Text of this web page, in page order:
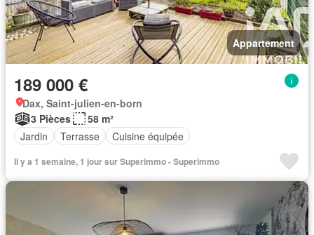
Appartement
189 000 €
Dax, Saint-julien-en-born
3 Pièces
58 m²
Jardin
Terrasse Cuisine équipée
Il y a 1 semaine, 1 jour sur Superimmo - Superimmo